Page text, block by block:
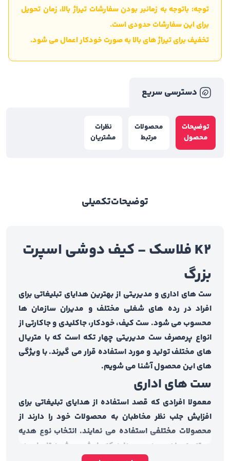
توجه: باتوجه به زمانبر بودن سفارشات تیراژ بالا، زمان تحویل
برای این سفارشات حدودی است.
تخفیف برای تیراژ های بالا به صورت خودکار اعمال می شود.
دسترسی سریع
توضیحات
محصول
محصولات
مرتبط
نظرات
مشتریان
توضیحاتتکمیلی
K2 فلاسک - کیف دوشی اسپرت
بزرگ
ست های اداری و مدیریتی از بهترین هدایای تبلیغاتی برای
افراد در رده های شغلی مختلف و مدیران سازمان ها
محسوب می شود. ست کیف، خودکار، جاکلیدی و جاکارتی از
انواع پرمصرف ست مدیریتی چهار تکه است که با متریال
های مختلف تولید و مورد استفاده قرار می گیرند. با ویژگی
های این محصول آشنا می شویم.
ست های اداری
معمولا افرادی که قصد استفاده از هدایای تبلیغاتی برای
افزایش جلب نظر مخاطبان به محصولات خود را دارند از
محصولات مختلفی استفاده می نمایند. انتخاب نوع هدیه
بسته به چند مورد مهم دارد که باعث می شود تا برای هر